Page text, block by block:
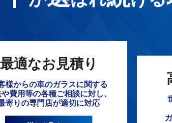
最適なお見積り
様からの車のガラスに関する
費用等の各種ご相談に対し、
寄りの専門店が適切に対応